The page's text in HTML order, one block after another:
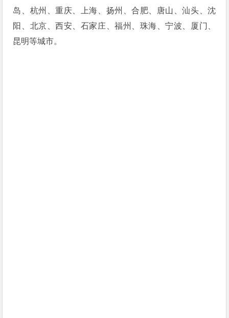
岛、杭州、重庆、上海、扬州、合肥、唐山、汕头、沈
阳、北京、西安、石家庄、福州、珠海、宁波、厦门、
昆明等城市。